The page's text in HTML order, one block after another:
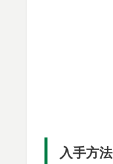
入手方法